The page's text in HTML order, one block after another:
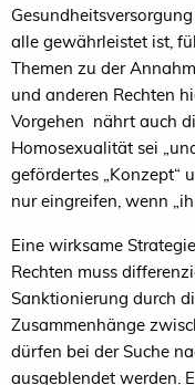
alle gewährleistet ist,
Themen zu der
und anderen Rechten
Vorgehen nährt auch
Homosexualität sei
gefördertes „Konzept“
nur eingreifen, wenn
Eine wirksame
Rechten muss
Sanktionierung durch
Zusammenhänge
dürfen bei der Suche
ausgeblendet werden.